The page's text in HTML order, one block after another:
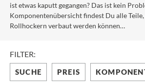
ist etwas kaputt gegangen? Das ist kein
Komponentenübersicht findest Du alle
Rollhockern verbaut werden können…
FILTER:
SUCHE PREIS